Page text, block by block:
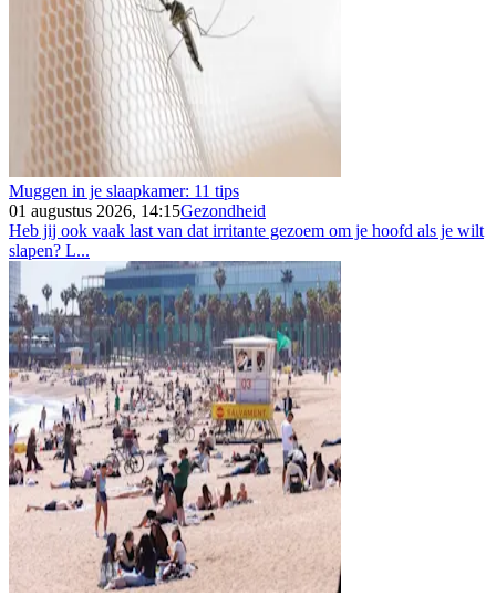
Muggen in je slaapkamer: 11 tips
01 augustus 2026, 14:15Gezondheid
Heb jij ook vaak last van dat irritante gezoem om je hoofd als je wilt
slapen? L...